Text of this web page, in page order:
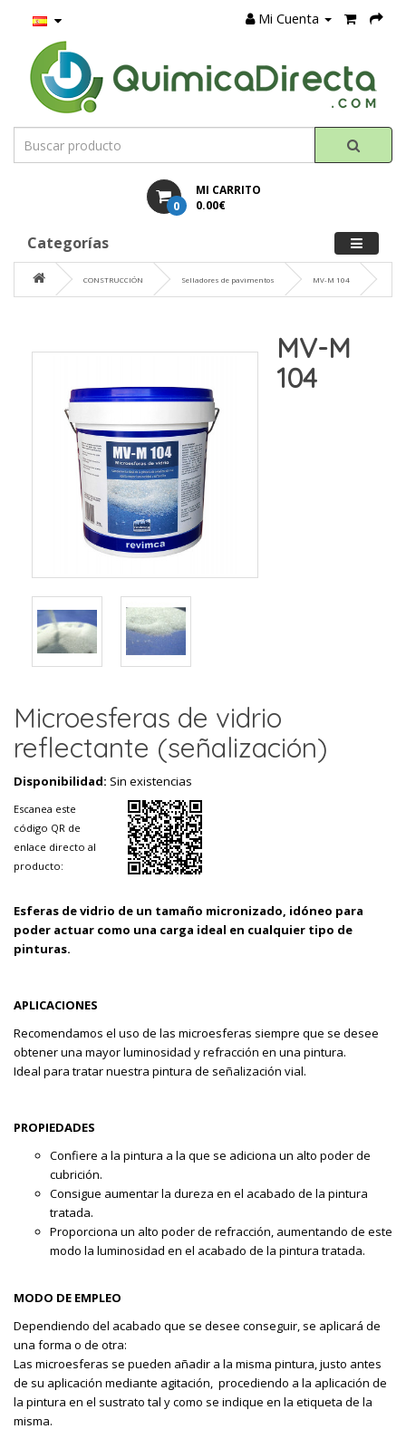
Mi Cuenta
MI CARRITO
0 0.00€
Categorías
CONSTRUCCIÓN Selladores de pavimentos MV-M 104
MV-M
104
Microesferas de vidrio
reflectante (señalización)
Disponibilidad: Sin existencias
Escanea este
código QR de
enlace directo al
producto:
Esferas de vidrio de un tamaño micronizado, idóneo para
poder actuar como una carga ideal en cualquier tipo de
pinturas.
APLICACIONES
Recomendamos el uso de las microesferas siempre que se desee
obtener una mayor luminosidad y refracción en una pintura.
Ideal para tratar nuestra pintura de señalización vial.
PROPIEDADES
Confiere a la pintura a la que se adiciona un alto poder de
cubrición.
Consigue aumentar la dureza en el acabado de la pintura
tratada.
Proporciona un alto poder de refracción, aumentando de este
modo la luminosidad en el acabado de la pintura tratada.
MODO DE EMPLEO
Dependiendo del acabado que se desee conseguir, se aplicará de
una forma o de otra:
Las microesferas se pueden añadir a la misma pintura, justo antes
de su aplicación mediante agitación, procediendo a la aplicación de
la pintura en el sustrato tal y como se indique en la etiqueta de la
misma.